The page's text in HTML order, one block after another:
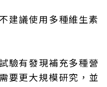
建議使用多種維生素
驗有發現補充多種營
要更大規模研究，並